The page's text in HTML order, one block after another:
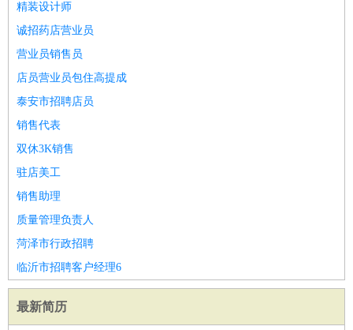
精装设计师
诚招药店营业员
营业员销售员
店员营业员包住高提成
泰安市招聘店员
销售代表
双休3K销售
驻店美工
销售助理
质量管理负责人
菏泽市行政招聘
临沂市招聘客户经理6
最新简历